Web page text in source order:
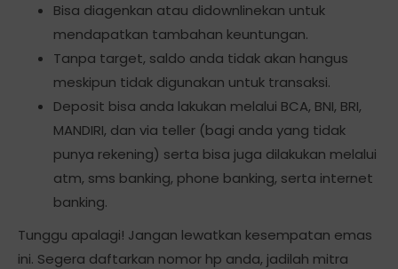
Bisa diagenkan atau didownlinekan untuk
mendapatkan tambahan keuntungan.
Tanpa target, saldo anda tidak akan hangus
meskipun tidak digunakan untuk transaksi.
Deposit bisa anda lakukan melalui BCA, BNI, BRI,
MANDIRI, dan via teller (bagi anda yang tidak
punya rekening) serta bisa juga dilakukan melalui
atm, sms banking, phone banking, serta internet
banking.
Tunggu apalagi! Jangan lewatkan kesempatan emas
ini. Segera daftarkan nomor hp anda, jadilah mitra